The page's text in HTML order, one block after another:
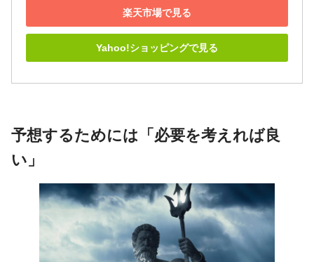
楽天市場で見る
Yahoo!ショッピングで見る
予想するためには「必要を考えれば良
い」